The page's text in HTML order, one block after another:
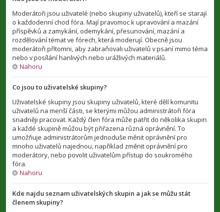
Moderátoři jsou uživatelé (nebo skupiny uživatelů), kteří se starají
o každodenní chod fóra. Mají pravomoc k upravování a mazání
příspěvků a zamykání, odemykání, přesunování, mazání a
rozdělování témat ve fórech, která moderují. Obecně jsou
moderátoři přítomni, aby zabraňovali uživatelů v psaní mimo téma
nebo v posílání hanlivých nebo urážlivých materiálů.
Nahoru
Co jsou to uživatelské skupiny?
Uživatelské skupiny jsou skupiny uživatelů, které dělí komunitu
uživatelů na menší části, se kterými můžou administrátoři fóra
snadněji pracovat. Každý člen fóra může patřit do několika skupin
a každé skupině můžou být přiřazena různá oprávnění. To
umožňuje administrátorům jednoduše měnit oprávnění pro
mnoho uživatelů najednou, například změnit oprávnění pro
moderátory, nebo povolit uživatelům přístup do soukromého
fóra.
Nahoru
Kde najdu seznam uživatelských skupin a jak se můžu stát
členem skupiny?